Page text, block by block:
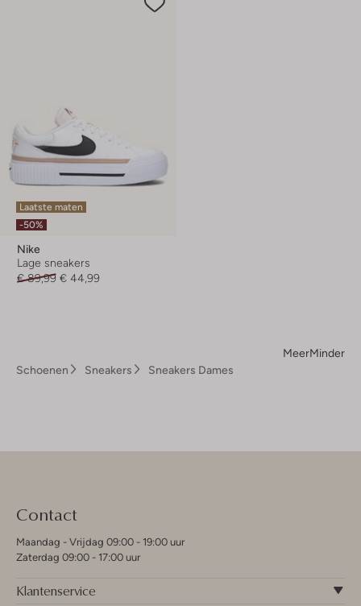
Laatste maten
-50%
Nike
Lage sneakers
€ 89,99 € 44,99
MeerMinder
Schoenen
Sneakers Sneakers Dames
Contact
Maandag - Vrijdag 09:00 - 19:00 uur
Zaterdag 09:00 - 17:00 uur
Klantenservice